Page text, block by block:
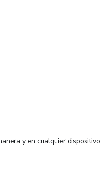
y en cualquier dispositivo